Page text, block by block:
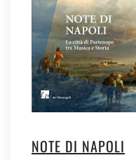
NOTE DI NAPOLI